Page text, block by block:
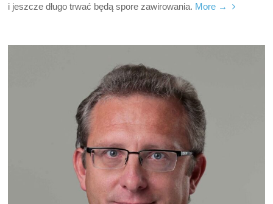
i jeszcze długo trwać będą spore zawirowania. More →